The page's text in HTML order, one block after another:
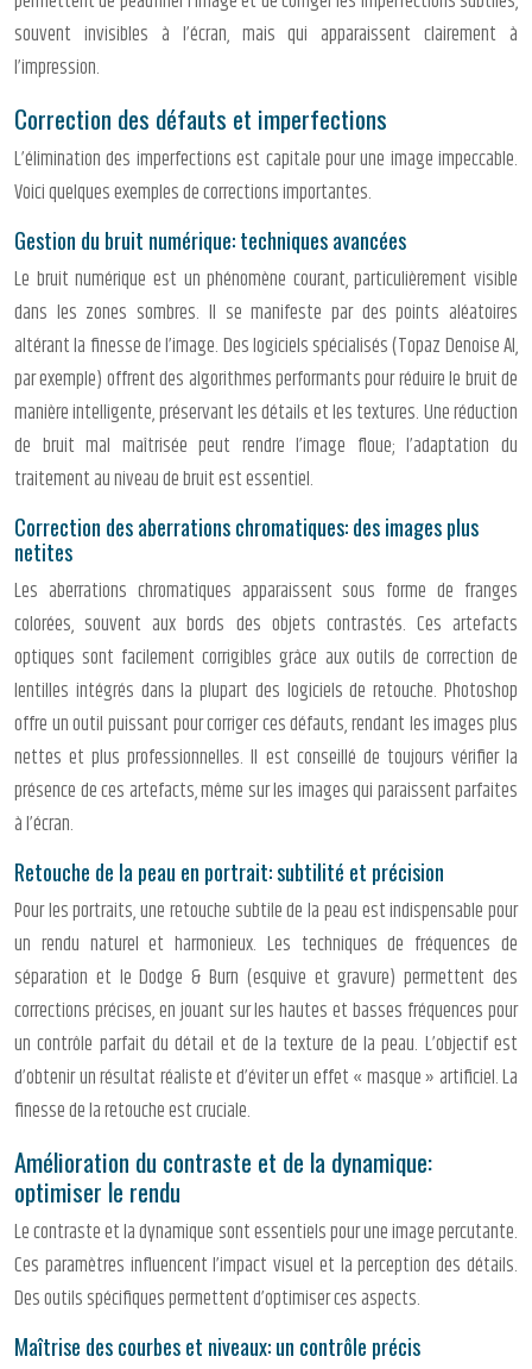
souvent invisibles à l’écran, mais qui apparaissent clairement à
l’impression.
Correction des défauts et imperfections
L’élimination des imperfections est capitale pour une image impeccable.
Voici quelques exemples de corrections importantes.
Gestion du bruit numérique: techniques avancées
Le bruit numérique est un phénomène courant, particulièrement visible
dans les zones sombres. Il se manifeste par des points aléatoires
altérant la finesse de l’image. Des logiciels spécialisés (Topaz Denoise AI,
par exemple) offrent des algorithmes performants pour réduire le bruit de
manière intelligente, préservant les détails et les textures. Une réduction
de bruit mal maîtrisée peut rendre l’image floue; l’adaptation du
traitement au niveau de bruit est essentiel.
Correction des aberrations chromatiques: des images plus
netites
Les aberrations chromatiques apparaissent sous forme de franges
colorées, souvent aux bords des objets contrastés. Ces artefacts
optiques sont facilement corrigibles grâce aux outils de correction de
lentilles intégrés dans la plupart des logiciels de retouche. Photoshop
offre un outil puissant pour corriger ces défauts, rendant les images plus
nettes et plus professionnelles. Il est conseillé de toujours vérifier la
présence de ces artefacts, même sur les images qui paraissent parfaites
à l’écran.
Retouche de la peau en portrait: subtilité et précision
Pour les portraits, une retouche subtile de la peau est indispensable pour
un rendu naturel et harmonieux. Les techniques de fréquences de
séparation et le Dodge & Burn (esquive et gravure) permettent des
corrections précises, en jouant sur les hautes et basses fréquences pour
un contrôle parfait du détail et de la texture de la peau. L’objectif est
d’obtenir un résultat réaliste et d’éviter un effet « masque » artificiel. La
finesse de la retouche est cruciale.
Amélioration du contraste et de la dynamique:
optimiser le rendu
Le contraste et la dynamique sont essentiels pour une image percutante.
Ces paramètres influencent l’impact visuel et la perception des détails.
Des outils spécifiques permettent d’optimiser ces aspects.
Maîtrise des courbes et niveaux: un contrôle précis